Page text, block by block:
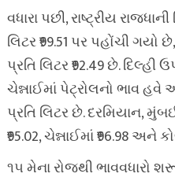
વધારા પછી, રાષ્ટ્રીય
લિટર ₹99.51 પર પહોંચી
પ્રતિ લિટર ₹92.49 છે.
ચેન્નાઈમાં પેટ્રોલનો ભાવ હવે
પ્રતિ લિટર છે. દરમિયાન,
₹95.02, ચેન્નાઈમાં ₹96.98 અને
૧૫ મેના રોજથી ભાવવધારો